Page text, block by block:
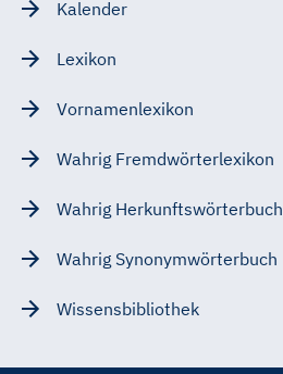
Kalender
Lexikon
Vornamenlexikon
Wahrig Fremdwörterlexikon
Wahrig Herkunftswörterbuch
Wahrig Synonymwörterbuch
Wissensbibliothek